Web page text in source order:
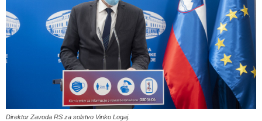
Direktor Zavoda RS za solstvo Vinko Logaj.